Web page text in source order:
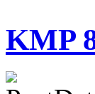
KMP